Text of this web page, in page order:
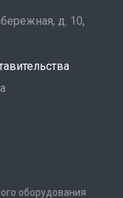
д. 10,
оборудования